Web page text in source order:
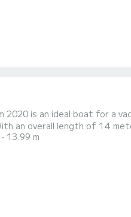
is an ideal boat for a vacation
an overall length of 14
aan
13.99 m